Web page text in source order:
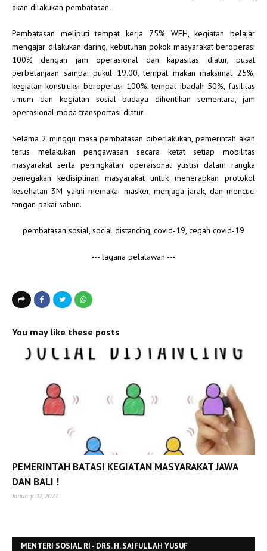
akan dilakukan pembatasan.
Pembatasan meliputi tempat kerja 75% WFH, kegiatan belajar
mengajar dilakukan daring, kebutuhan pokok masyarakat beroperasi
100% dengan jam operasional dan kapasitas diatur, pusat
perbelanjaan sampai pukul 19.00, tempat makan maksimal 25%,
kegiatan konstruksi beroperasi 100%, tempat ibadah 50%, fasilitas
umum dan kegiatan sosial budaya dihentikan sementara, jam
operasional moda transportasi diatur.
Selama 2 minggu masa pembatasan diberlakukan, pemerintah akan
terus melakukan pengawasan secara ketat setiap mobilitas
masyarakat serta peningkatan operaisonal yustisi dalam rangka
penegakan kedisiplinan masyarakat untuk menerapkan protokol
kesehatan 3M yakni memakai masker, menjaga jarak, dan mencuci
tangan pakai sabun.
pembatasan sosial, social distancing, covid-19, cegah covid-19
--- tagana pelalawan ---
You may like these posts
PEMERINTAH BATASI KEGIATAN MASYARAKAT JAWA
DAN BALI !
January 07, 2021
MENTERI SOSIAL RI - DRS. H. SAIFULLAH YUSUF